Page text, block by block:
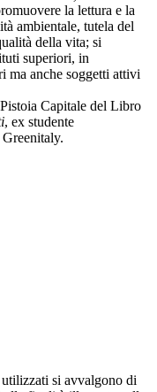
la lettura e la
ambientale, tutela del
della vita; si
superiori, in
ma anche soggetti attivi
Capitale del Libro
, ex studente
si avvalgono di